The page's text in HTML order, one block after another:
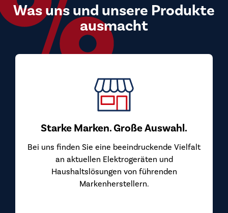
Was uns und unsere Produkte
ausmacht
Starke Marken. Große Auswahl.
Bei uns finden Sie eine beeindruckende Vielfalt
an aktuellen Elektrogeräten und
Haushaltslösungen von führenden
Markenherstellern.